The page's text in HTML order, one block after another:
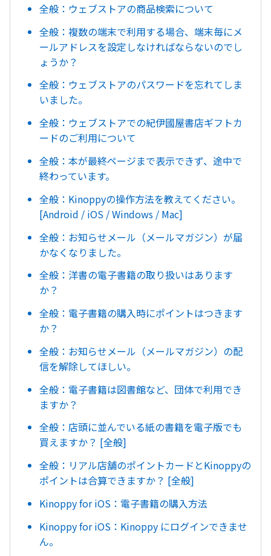
全般：ウェブストアの商品検索について
全般：複数の端末で利用する場合、端末毎にメ
ールアドレスを設定しなければならないのでし
ょうか？
全般：ウェブストアのパスワードを忘れてしま
いました。
全般：ウェブストアでの紀伊國屋書店ギフトカ
ードのご利用について
全般：本が最終ページまで表示できず、途中で
終わっています。
全般：Kinoppyの操作方法を教えてください。
[Android / iOS / Windows / Mac]
全般：お知らせメール（メールマガジン）が届
かなくなりました。
全般：洋書の電子書籍の取り扱いはあります
か？
全般：電子書籍の購入時にポイントはつきます
か？
全般：お知らせメール（メールマガジン）の配
信を解除してほしい。
全般：電子書籍は図書館など、団体で利用でき
ますか？
全般：店頭に並んでいる紙の書籍を電子版でも
買えますか？ [全般]
全般：リアル店舗のポイントカードとKinoppyの
ポイントは合算できますか？ [全般]
Kinoppy for iOS：電子書籍の購入方法
Kinoppy for iOS：Kinoppy にログインできませ
ん。